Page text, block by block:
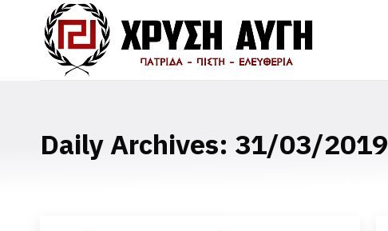
Daily Archives: 31/03/2019